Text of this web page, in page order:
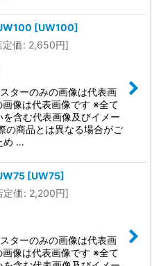
[UW100]
定価: 2,650円]
ターのみの画像は代表画
像は代表画像です ※全て
含む代表画像及びイメー
の商品とは異なる場合がご
め …
[UW75]
定価: 2,200円]
ターのみの画像は代表画
像は代表画像です ※全て